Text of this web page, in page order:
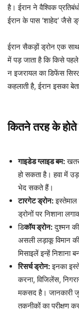
है। ईरान ने वैश्विक
ईरान के पास ‘शाहेद’ जैसे
ईरान सैकड़ों ड्रोन एक
में पड़ जाता है कि किसे पहले
न इजरायल का डिफेंस
कहलाती है, ईरान इसका
कितने तरह के होते
गाइडेड ग्लाइड बम:
हो सकता है। हवा में
भेद सकते हैं।
टारगेट ड्रोन:इस्तेमाल
ड्रोनों पर निशाना
डिकॉय ड्रोन:दुश्मन
असली लड़ाकू विमान
मिसाइलें इन्हें निशाना
रिसर्च ड्रोन:इनका
करना, विजिलेंस,
मकसद है। जानकारी
तकनीकों का परीक्षण